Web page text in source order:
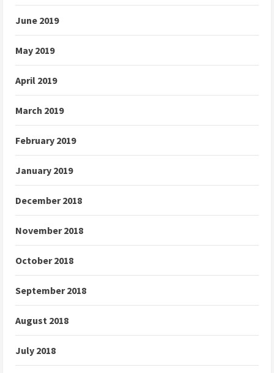
June 2019
May 2019
April 2019
March 2019
February 2019
January 2019
December 2018
November 2018
October 2018
September 2018
August 2018
July 2018